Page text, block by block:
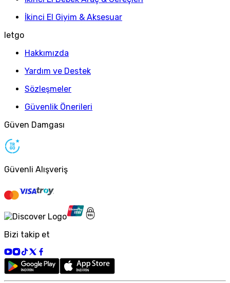
İkinci El Giyim & Aksesuar
letgo
Hakkımızda
Yardım ve Destek
Sözleşmeler
Güvenlik Önerileri
Güven Damgası
Güvenli Alışveriş
Bizi takip et